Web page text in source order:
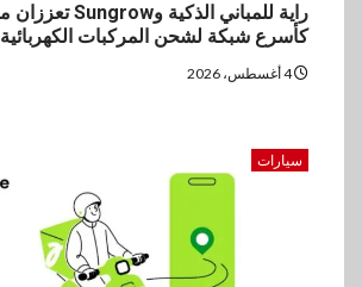
كأسرع شبكة لشحن المركبات
4 أغسطس، 2026
سيارات